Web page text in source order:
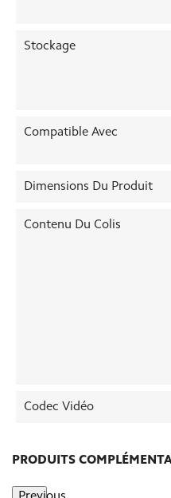
Stockage
Compatible Avec
Dimensions Du Produit
Contenu Du Colis
Codec Vidéo
PRODUITS